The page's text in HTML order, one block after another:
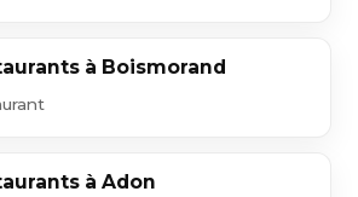
à Boismorand
à Adon